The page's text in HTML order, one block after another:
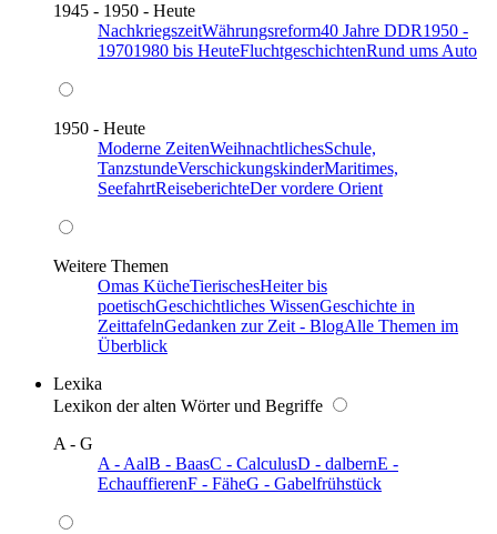
1945 - 1950 - Heute
NachkriegszeitWährungsreform40 Jahre DDR1950 -
19701980 bis HeuteFluchtgeschichtenRund ums Auto
1950 - Heute
Moderne ZeitenWeihnachtlichesSchule,
TanzstundeVerschickungskinderMaritimes,
SeefahrtReiseberichteDer vordere Orient
Weitere Themen
Omas KücheTierischesHeiter bis
poetischGeschichtliches WissenGeschichte in
ZeittafelnGedanken zur Zeit - BlogAlle Themen im
Überblick
Lexika
Lexikon der alten Wörter und Begriffe
A - G
A - AalB - BaasC - CalculusD - dalbernE -
EchauffierenF - FäheG - Gabelfrühstück